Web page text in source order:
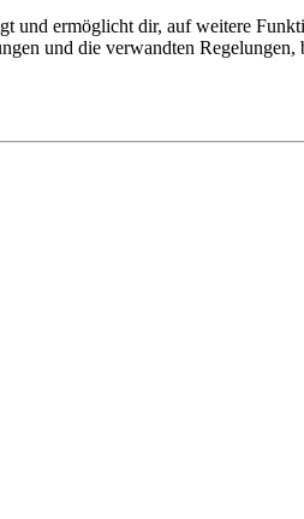
und ermöglicht dir, auf weitere
und die verwandten